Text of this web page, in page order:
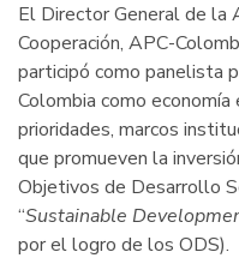
El Director General de la
Cooperación, APC-
participó como panelista
Colombia como
prioridades, marcos
que promueven la
Objetivos de Desarrollo
“Sustainable
por el logro de los ODS).